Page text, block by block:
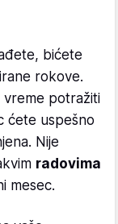
bićete
rokove.
vreme potražiti
ćete uspešno
Nije
radovima
mesec.